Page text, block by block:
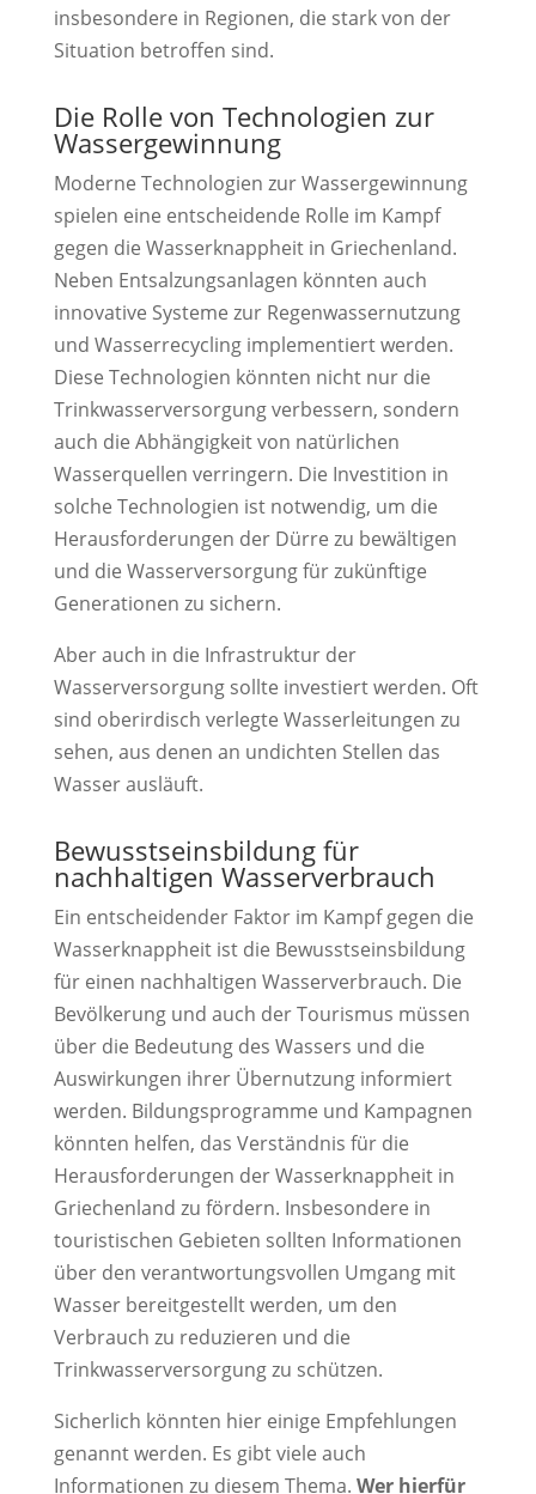
insbesondere in Regionen, die stark von der
Situation betroffen sind.
Die Rolle von Technologien zur
Wassergewinnung
Moderne Technologien zur Wassergewinnung
spielen eine entscheidende Rolle im Kampf
gegen die Wasserknappheit in Griechenland.
Neben Entsalzungsanlagen könnten auch
innovative Systeme zur Regenwassernutzung
und Wasserrecycling implementiert werden.
Diese Technologien könnten nicht nur die
Trinkwasserversorgung verbessern, sondern
auch die Abhängigkeit von natürlichen
Wasserquellen verringern. Die Investition in
solche Technologien ist notwendig, um die
Herausforderungen der Dürre zu bewältigen
und die Wasserversorgung für zukünftige
Generationen zu sichern.
Aber auch in die Infrastruktur der
Wasserversorgung sollte investiert werden. Oft
sind oberirdisch verlegte Wasserleitungen zu
sehen, aus denen an undichten Stellen das
Wasser ausläuft.
Bewusstseinsbildung für
nachhaltigen Wasserverbrauch
Ein entscheidender Faktor im Kampf gegen die
Wasserknappheit ist die Bewusstseinsbildung
für einen nachhaltigen Wasserverbrauch. Die
Bevölkerung und auch der Tourismus müssen
über die Bedeutung des Wassers und die
Auswirkungen ihrer Übernutzung informiert
werden. Bildungsprogramme und Kampagnen
könnten helfen, das Verständnis für die
Herausforderungen der Wasserknappheit in
Griechenland zu fördern. Insbesondere in
touristischen Gebieten sollten Informationen
über den verantwortungsvollen Umgang mit
Wasser bereitgestellt werden, um den
Verbrauch zu reduzieren und die
Trinkwasserversorgung zu schützen.
Sicherlich könnten hier einige Empfehlungen
genannt werden. Es gibt viele auch
Informationen zu diesem Thema. Wer hierfür